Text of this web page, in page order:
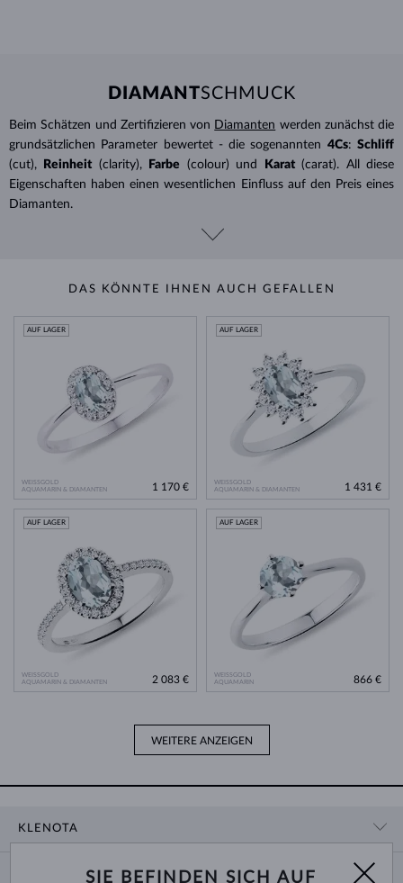
DIAMANTSCHMUCK
Beim Schätzen und Zertifizieren von Diamanten werden zunächst die
grundsätzlichen Parameter bewertet - die sogenannten 4Cs: Schliff
(cut),
Reinheit (clarity), Farbe (colour) und Karat (carat). All diese
Eigenschaften haben einen wesentlichen Einfluss auf den Preis eines
Diamanten.
DAS KÖNNTE IHNEN AUCH GEFALLEN
WEISSGOLD
AQUAMARIN & DIAMANTEN
AUF LAGER
1 170 €
WEISSGOLD
AQUAMARIN & DIAMANTEN
AUF LAGER
1 431 €
WEISSGOLD
AQUAMARIN & DIAMANTEN
AUF LAGER
2 083 €
WEISSGOLD
AQUAMARIN
AUF LAGER
866 €
WEITERE ANZEIGEN
KLENOTA
SIE BEFINDEN SICH AUF